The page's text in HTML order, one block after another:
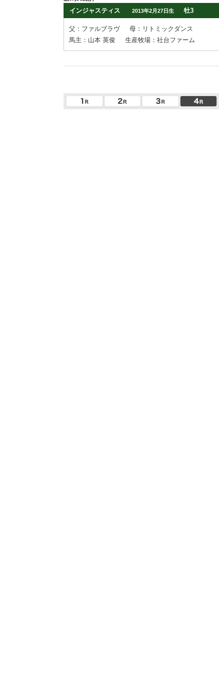
インジャスティス
2013年2月27日生 牡3
父：ファルブラヴ
母：リトミックダンス
馬主：山本 英俊
生産牧場：社台ファーム